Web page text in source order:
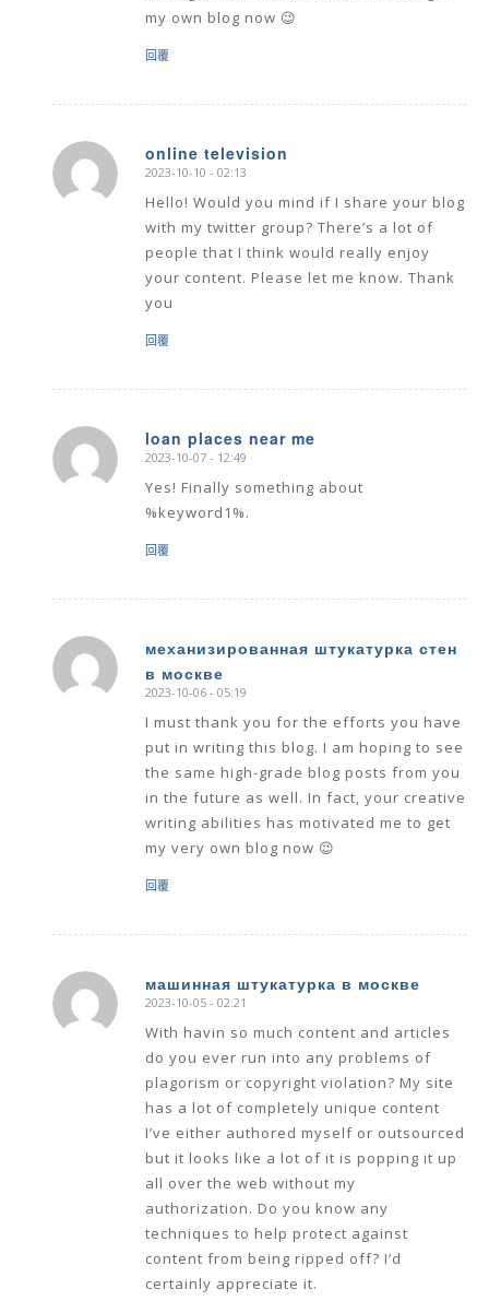
my own blog now 😉
回覆
online television
says:
2023-10-10 - 02:13
Hello! Would you mind if I share your blog
with my twitter group? There’s a lot of
people that I think would really enjoy
your content. Please let me know. Thank
you
回覆
loan places near me
says:
2023-10-07 - 12:49
Yes! Finally something about
%keyword1%.
回覆
механизированная штукатурка стен
в москве
says:
2023-10-06 - 05:19
I must thank you for the efforts you have
put in writing this blog. I am hoping to see
the same high-grade blog posts from you
in the future as well. In fact, your creative
writing abilities has motivated me to get
my very own blog now 😉
回覆
машинная штукатурка в москве
says:
2023-10-05 - 02:21
With havin so much content and articles
do you ever run into any problems of
plagorism or copyright violation? My site
has a lot of completely unique content
I’ve either authored myself or outsourced
but it looks like a lot of it is popping it up
all over the web without my
authorization. Do you know any
techniques to help protect against
content from being ripped off? I’d
certainly appreciate it.